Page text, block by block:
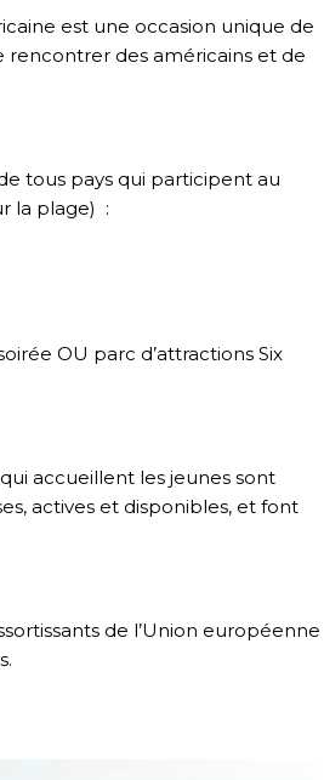
est une occasion unique de
rencontrer des américains et de
tous pays qui participent au
la plage) :
OU parc d’attractions Six
accueillent les jeunes sont
actives et disponibles, et font
de l’Union européenne